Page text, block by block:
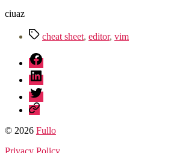
ciuaz
Tag cheat sheet, editor, vim
fb
linkedin
twitter
sessionize
© 2026 Fullo